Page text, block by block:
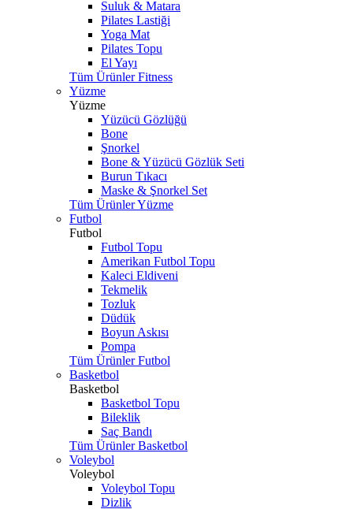
Suluk & Matara
Pilates Lastiği
Yoga Mat
Pilates Topu
El Yayı
Tüm Ürünler Fitness
Yüzme
Yüzme
Yüzücü Gözlüğü
Bone
Şnorkel
Bone & Yüzücü Gözlük Seti
Burun Tıkacı
Maske & Şnorkel Set
Tüm Ürünler Yüzme
Futbol
Futbol
Futbol Topu
Amerikan Futbol Topu
Kaleci Eldiveni
Tekmelik
Tozluk
Düdük
Boyun Askısı
Pompa
Tüm Ürünler Futbol
Basketbol
Basketbol
Basketbol Topu
Bileklik
Saç Bandı
Tüm Ürünler Basketbol
Voleybol
Voleybol
Voleybol Topu
Dizlik